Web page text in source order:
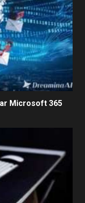
Microsoft 365